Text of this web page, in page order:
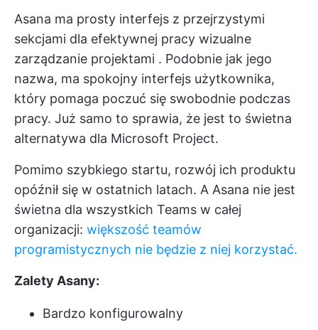
Asana ma prosty interfejs z przejrzystymi
sekcjami dla efektywnej pracy wizualne
zarządzanie projektami . Podobnie jak jego
nazwa, ma spokojny interfejs użytkownika,
który pomaga poczuć się swobodnie podczas
pracy. Już samo to sprawia, że jest to świetna
alternatywa dla Microsoft Project.
Pomimo szybkiego startu, rozwój ich produktu
opóźnił się w ostatnich latach. A Asana nie jest
świetna dla wszystkich Teams w całej
organizacji: większość teamów
programistycznych nie będzie z niej korzystać.
Zalety Asany:
Bardzo konfigurowalny